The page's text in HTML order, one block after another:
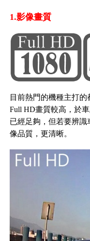
1.影像畫質
目前熱門的機種主打
Full HD畫質較高，於
已經足夠，但若要辨識
像品質，更清晰。